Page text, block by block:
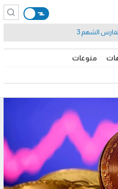
منوعات
الشهم 3